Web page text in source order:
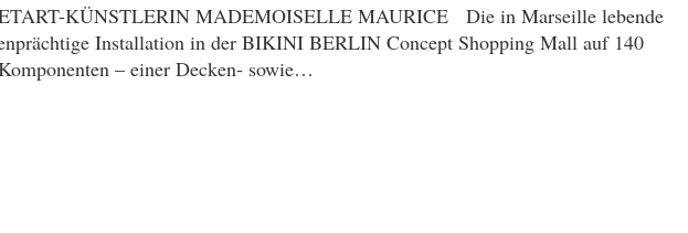
KÜNSTLERIN MADEMOISELLE MAURICE Die in Marseille lebende
Installation in der BIKINI BERLIN Concept Shopping Mall auf 140
– einer Decken- sowie…